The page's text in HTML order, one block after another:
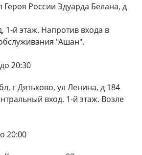
Героя России Эдуарда Белана, д
1-й этаж. Напротив входа в
"Ашан".
20:30
г Дятьково, ул Ленина, д 184
вход. 1-й этаж. Возле
20:00